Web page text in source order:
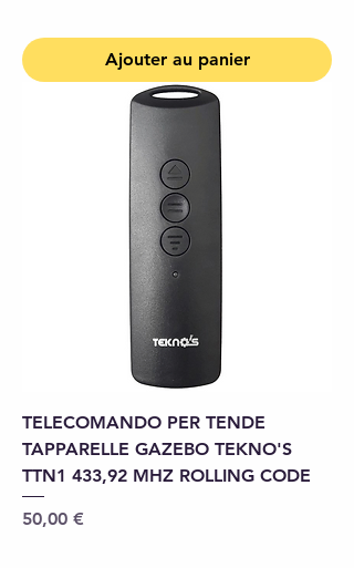
Ajouter au panier
TELECOMANDO PER TENDE
TAPPARELLE GAZEBO TEKNO'S
TTN1 433,92 MHZ ROLLING CODE
Prix
50,00 €